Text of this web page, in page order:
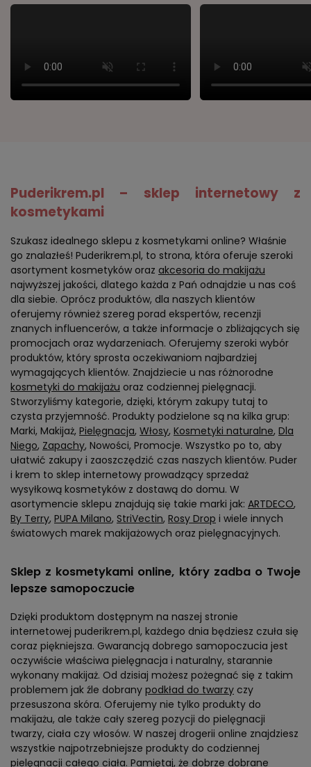
Puderikrem.pl – sklep internetowy z
kosmetykami
Szukasz idealnego sklepu z kosmetykami online? Właśnie
go znalazłeś! Puderikrem.pl, to strona, która oferuje szeroki
asortyment kosmetyków oraz akcesoria do makijażu
najwyższej jakości, dlatego każda z Pań odnajdzie u nas coś
dla siebie. Oprócz produktów, dla naszych klientów
oferujemy również szereg porad ekspertów, recenzji
znanych influencerów, a także informacje o zbliżających się
promocjach oraz wydarzeniach. Oferujemy szeroki wybór
produktów, który sprosta oczekiwaniom najbardziej
wymagających klientów. Znajdziecie u nas różnorodne
kosmetyki do makijażu oraz codziennej pielęgnacji.
Stworzyliśmy kategorie, dzięki, którym zakupy tutaj to
czysta przyjemność. Produkty podzielone są na kilka grup:
Marki, Makijaż, Pielęgnacja, Włosy, Kosmetyki naturalne, Dla
Niego, Zapachy, Nowości, Promocje. Wszystko po to, aby
ułatwić zakupy i zaoszczędzić czas naszych klientów. Puder
i krem to sklep internetowy prowadzący sprzedaż
wysyłkową kosmetyków z dostawą do domu. W
asortymencie sklepu znajdują się takie marki jak: ARTDECO,
By Terry, PUPA Milano, StriVectin, Rosy Drop i wiele innych
światowych marek makijażowych oraz pielęgnacyjnych.
Sklep z kosmetykami online, który zadba o Twoje
lepsze samopoczucie
Dzięki produktom dostępnym na naszej stronie
internetowej puderikrem.pl, każdego dnia będziesz czuła się
coraz piękniejsza. Gwarancją dobrego samopoczucia jest
oczywiście właściwa pielęgnacja i naturalny, starannie
wykonany makijaż. Od dzisiaj możesz pożegnać się z takim
problemem jak źle dobrany podkład do twarzy czy
przesuszona skóra. Oferujemy nie tylko produkty do
makijażu, ale także cały szereg pozycji do pielęgnacji
twarzy, ciała czy włosów. W naszej drogerii online znajdziesz
wszystkie najpotrzebniejsze produkty do codziennej
pielęgnacji całego ciała. Pamiętaj, że dobrze dobrane